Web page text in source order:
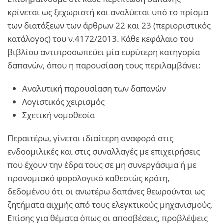
κρίνεται ως ξεχωριστή και αναλύεται υπό το πρίσμα
των διατάξεων των άρθρων 22 και 23 (περιοριστικός
κατάλογος) του ν.4172/2013. Κάθε κεφάλαιο του
βιβλίου αντιπροσωπεύει μία ευρύτερη κατηγορία
δαπανών, όπου η παρουσίαση τους περιλαμβάνει:
Αναλυτική παρουσίαση των δαπανών
Λογιστικός χειρισμός
Σχετική νομοθεσία
Περαιτέρω, γίνεται ιδιαίτερη αναφορά στις
ενδοομιλικές και στις συναλλαγές με επιχειρήσεις
που έχουν την έδρα τους σε μη συνεργάσιμα ή με
προνομιακό φορολογικό καθεστώς κράτη,
δεδομένου ότι οι ανωτέρω δαπάνες θεωρούνται ως
ζητήματα αιχμής από τους ελεγκτικούς μηχανισμούς.
Επίσης για θέματα όπως οι αποσβέσεις, προβλέψεις